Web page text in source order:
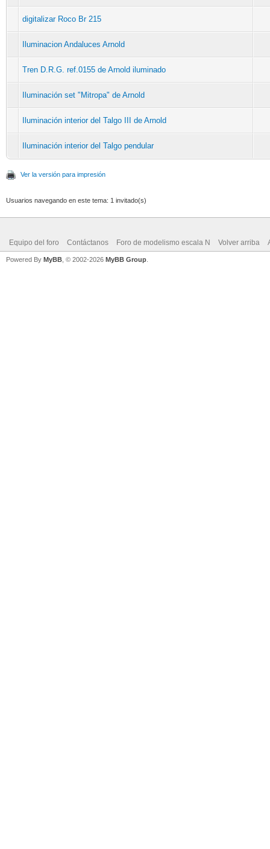
digitalizar Roco Br 215
Iluminacion Andaluces Arnold
Tren D.R.G. ref.0155 de Arnold iluminado
Iluminación set "Mitropa" de Arnold
Iluminación interior del Talgo III de Arnold
Iluminación interior del Talgo pendular
Ver la versión para impresión
Usuarios navegando en este tema: 1 invitado(s)
Equipo del foro Contáctanos Foro de modelismo escala N Volver arriba
Powered By MyBB , © 2002-2026 MyBB Group